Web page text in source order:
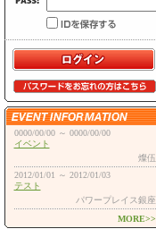
0000/00/00 ～ 0000/00/00
イベント
燦伍
2012/01/01 ～ 2012/01/03
テスト
パワープレイス銀座
MORE>>